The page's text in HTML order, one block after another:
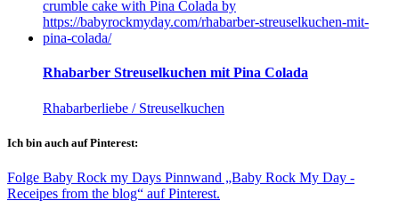
Rhabarber Streuselkuchen mit Pina Colada
Rhabarberliebe / Streuselkuchen
Ich bin auch auf Pinterest:
Folge Baby Rock my Days Pinnwand „Baby Rock My Day -
Receipes from the blog“ auf Pinterest.